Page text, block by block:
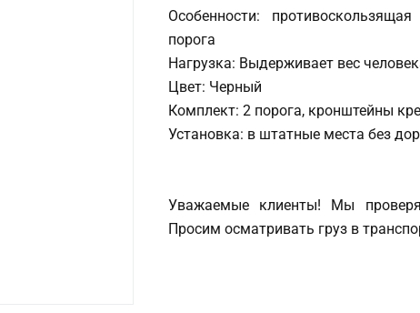
Особенности:
порога
Нагрузка: Выдерживает вес
Цвет: Черный
Комплект: 2 порога, кронштейны
Установка: в штатные места без
Уважаемые клиенты! Мы
Просим осматривать груз в